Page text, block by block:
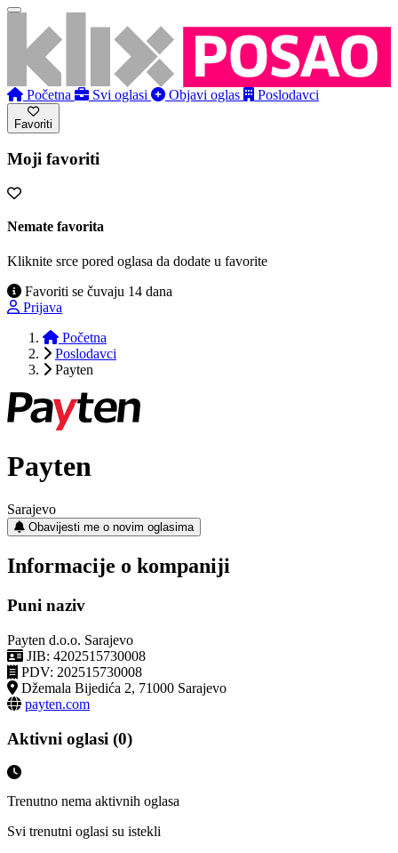
Početna Svi oglasi Objavi oglas Poslodavci
Favoriti
Moji favoriti
Nemate favorita
Kliknite srce pored oglasa da dodate u favorite
Favoriti se čuvaju 14 dana
Prijava
Početna
Poslodavci
Payten
Payten
Sarajevo
Obavijesti me o novim oglasima
Informacije o kompaniji
Puni naziv
Payten d.o.o. Sarajevo
JIB: 4202515730008
PDV: 202515730008
Džemala Bijedića 2, 71000 Sarajevo
payten.com
Aktivni oglasi (0)
Trenutno nema aktivnih oglasa
Svi trenutni oglasi su istekli